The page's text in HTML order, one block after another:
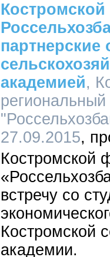
партнерские
академией,
27.09.2015
Костромской
встречу со
Костромской
академии.